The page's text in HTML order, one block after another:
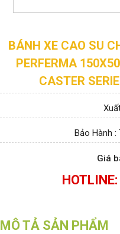
BÁNH XE CAO SU
PERFERMA
CASTER
Bảo Hành :
Giá
MÔ TẢ SẢN PHẨM